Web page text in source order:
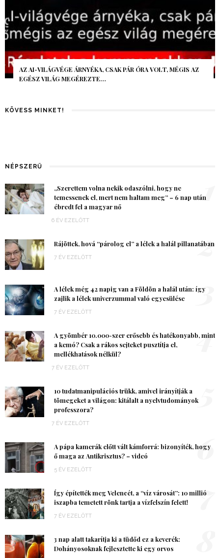
AZ AI-VILÁGVÉGE ÁRNYÉKA, CSAK PÁR ÓRA VOLT, MÉGIS AZ
EGÉSZ VILÁG MEGÉREZTE…
KÖVESS MINKET!
NÉPSZERŰ
„Szerettem volna nekik odaszólni, hogy ne
temessenek el, mert nem haltam meg” – 6 nap után
ébredt fel a magyar nő
6 ÉV EZELŐTT
1
Rájöttek, hová “párolog el” a lélek a halál pillanatában
7 ÉV EZELŐTT 2
A lélek még 42 napig van a Földön a halál után: így
zajlik a lélek univerzummal való egyesülése
7 ÉV EZELŐTT
3
A gyömbér 10.000-szer erősebb és hatékonyabb, mint
a kemó? Csak a rákos sejteket pusztítja el,
mellékhatások nélkül?
7 ÉV EZELŐTT
4
10 tudatmanipulációs trükk, amivel irányítják a
tömegeket a világon: kitálalt a nyelvtudományok
professzora?
7 ÉV EZELŐTT
A pápa kamerák előtt vált kámforrá: bizonyíték, hogy
ő maga az Antikrisztus? – videó
5 ÉV EZELŐTT
6
Így építették meg Velencét, a “víz városát”: 10 millió
iszapba temetett rönk tartja a vízfelszín felett!
7 ÉV EZELŐTT
7
3 nap alatt takarítja ki a tüdőd ez a keverék:
Dohányosoknak fejlesztette ki egy orvos